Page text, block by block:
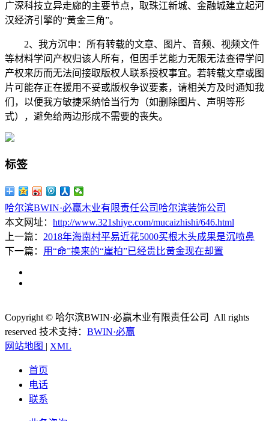
广深科技立异走廊的主要节点，取珠江新城、金融城建立起河
汉经济引擎的“黄金三角”。
2、我方沉申：所有转载的文章、图片、音频、视频文件
等材料学问产权归该人所有，但因手艺能力无限无法查得学问
产权来历而无法间接取版权人联系授权事宜。若转载文章或图
片可能存正在援用不妥或版权争议要素，请相关方及时通知我
们，以便我方敏捷采纳恰当行为（如删除图片、声明等形
式），避免给两边形成不需要的丧失。
标签
哈尔滨BWIN·必赢木业有限责任公司 哈尔滨装饰公司
本文网址： http://www.321shiye.com/mucaizhishi/646.html
上一篇： 2018年海南村平易近花5000买根木头成果是沉喷鼻
下一篇： 用“命”换来的“崖柏”已经贵比黄金现在却置
Copyright © 哈尔滨BWIN·必赢木业有限责任公司 All rights
reserved 技术支持： BWIN·必赢
网站地图 | XML
首页
电话
联系